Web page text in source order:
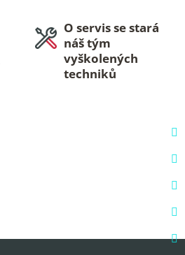
O servis se stará
náš tým
vyškolených
techniků